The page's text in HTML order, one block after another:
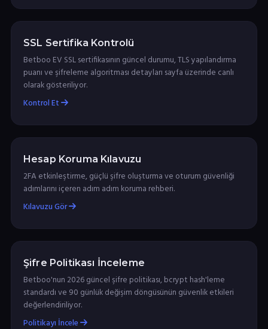
SSL Sertifika Kontrolü
Betboo EV SSL sertifikasının güncel durumu, TLS yapılandırma
puanı ve şifreleme algoritması detayları sayfa üzerinde canlı
olarak gösteriliyor.
Kontrol Et
Hesap Koruma Kılavuzu
2FA etkinleştirme, güçlü şifre oluşturma ve oturum güvenliği
adımlarını içeren adım adım koruma rehberi.
Kılavuzu Gör
Şifre Politikası İnceleme
Betboo'nun 2026 güncel şifre politikası, bcrypt hash'leme
standardı ve 90 günlük değişim döngüsünün güvenlik etkileri
değerlendiriliyor.
Politikayı İncele